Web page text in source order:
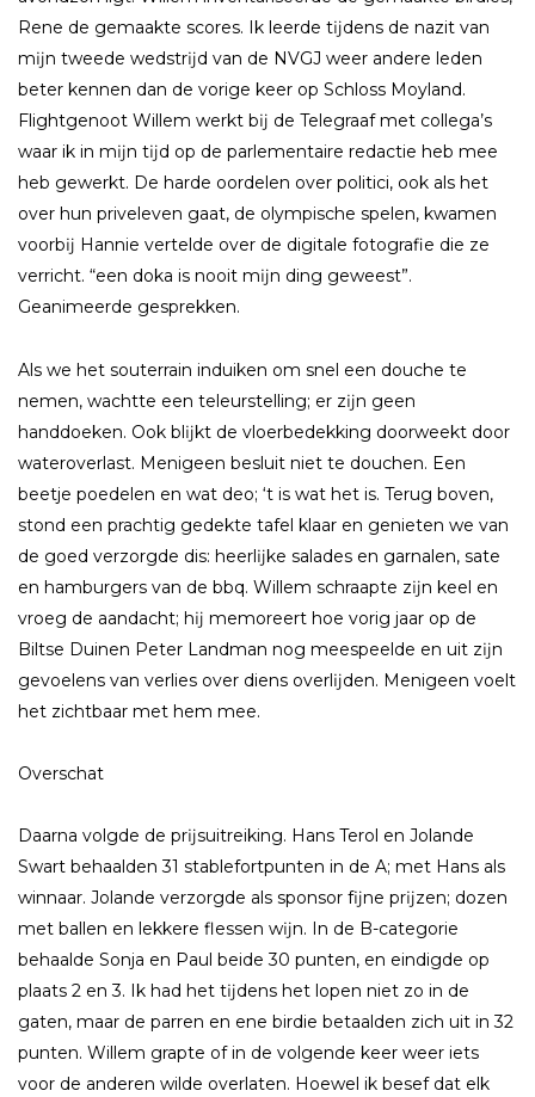
Rene de gemaakte scores. Ik leerde tĳdens de nazit van
mĳn tweede wedstrĳd van de NVGJ weer andere leden
beter kennen dan de vorige keer op Schloss Moyland.
Flightgenoot Willem werkt bĳ de Telegraaf met collega’s
waar ik in mĳn tĳd op de parlementaire redactie heb mee
heb gewerkt. De harde oordelen over politici, ook als het
over hun priveleven gaat, de olympische spelen, kwamen
voorbĳ Hannie vertelde over de digitale fotografie die ze
verricht. “een doka is nooit mĳn ding geweest”.
Geanimeerde gesprekken.
Als we het souterrain induiken om snel een douche te
nemen, wachtte een teleurstelling; er zĳn geen
handdoeken. Ook blĳkt de vloerbedekking doorweekt door
wateroverlast. Menigeen besluit niet te douchen. Een
beetje poedelen en wat deo; ‘t is wat het is. Terug boven,
stond een prachtig gedekte tafel klaar en genieten we van
de goed verzorgde dis: heerlĳke salades en garnalen, sate
en hamburgers van de bbq. Willem schraapte zĳn keel en
vroeg de aandacht; hĳ memoreert hoe vorig jaar op de
Biltse Duinen Peter Landman nog meespeelde en uit zĳn
gevoelens van verlies over diens overlĳden. Menigeen voelt
het zichtbaar met hem mee.
Overschat
Daarna volgde de prĳsuitreiking. Hans Terol en Jolande
Swart behaalden 31 stablefortpunten in de A; met Hans als
winnaar. Jolande verzorgde als sponsor fĳne prĳzen; dozen
met ballen en lekkere flessen wĳn. In de B-categorie
behaalde Sonja en Paul beide 30 punten, en eindigde op
plaats 2 en 3. Ik had het tĳdens het lopen niet zo in de
gaten, maar de parren en ene birdie betaalden zich uit in 32
punten. Willem grapte of in de volgende keer weer iets
voor de anderen wilde overlaten. Hoewel ik besef dat elk